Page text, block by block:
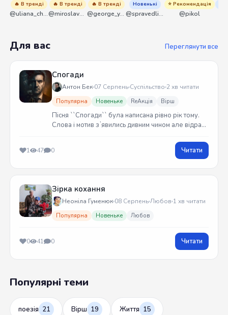
🔥 В тренді
@uliana_chernenko
🔥 В тренді
@miroslavmaniyk
🔥 В тренді
@george_y_lawlett
Новенькі
@spravedliwa
⭐ Рекомендація
@pikol
Для вас Переглянути все
Спогади
Антон Бек 07 Серпень Суспільство 2 хв читати
Популярна Новеньке ReАкція Вірш
Пісня ``Спогади`` була написана рівно рік тому.
Слова і мотив зʼявились дивним чином але відразу
1 47 0 Читати
Зірка кохання
Неоніла Гуменюк 08 СерпеньЛюбов 1 хв читати
Популярна Новеньке Любов
0 41 0 Читати
Популярні теми
поезія 21 Вірш 19 Життя 15